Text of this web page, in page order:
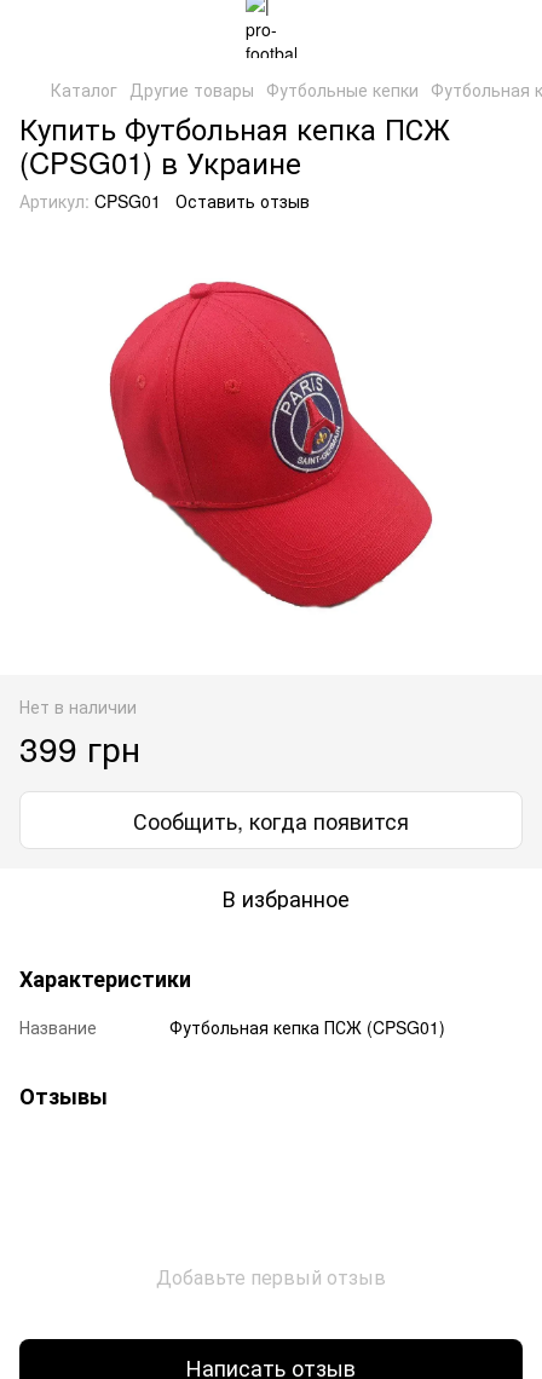
Каталог Другие товары Футбольные кепки Футбольная
Купить Футбольная кепка ПСЖ
(CPSG01) в Украине
Артикул: CPSG01 Оставить отзыв
Нет в наличии
399 грн
Сообщить, когда появится
В избранное
Характеристики
Название Футбольная кепка ПСЖ (CPSG01)
Отзывы
Добавьте первый отзыв
Написать отзыв